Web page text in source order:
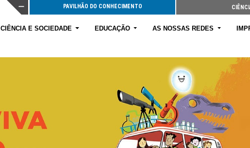
PAVILHÃO DO CONHECIMENTO
CIÊNCIA E SOCIEDADE EDUCAÇÃO AS NOSSAS REDES